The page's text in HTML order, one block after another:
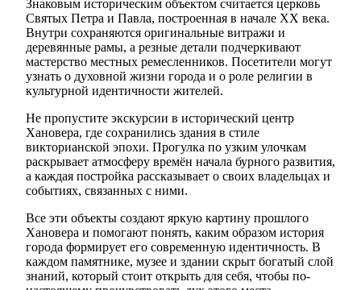
Знаковым историческим объектом считается церковь
Святых Петра и Павла, построенная в начале XX века.
Внутри сохраняются оригинальные витражи и
деревянные рамы, а резные детали подчеркивают
мастерство местных ремесленников. Посетители могут
узнать о духовной жизни города и о роле религии в
культурной идентичности жителей.
Не пропустите экскурсии в исторический центр
Хановера, где сохранились здания в стиле
викторианской эпохи. Прогулка по узким улочкам
раскрывает атмосферу времён начала бурного развития,
а каждая постройка рассказывает о своих владельцах и
событиях, связанных с ними.
Все эти объекты создают яркую картину прошлого
Хановера и помогают понять, каким образом история
города формирует его современную идентичность. В
каждом памятнике, музее и здании скрыт богатый слой
знаний, который стоит открыть для себя, чтобы по-